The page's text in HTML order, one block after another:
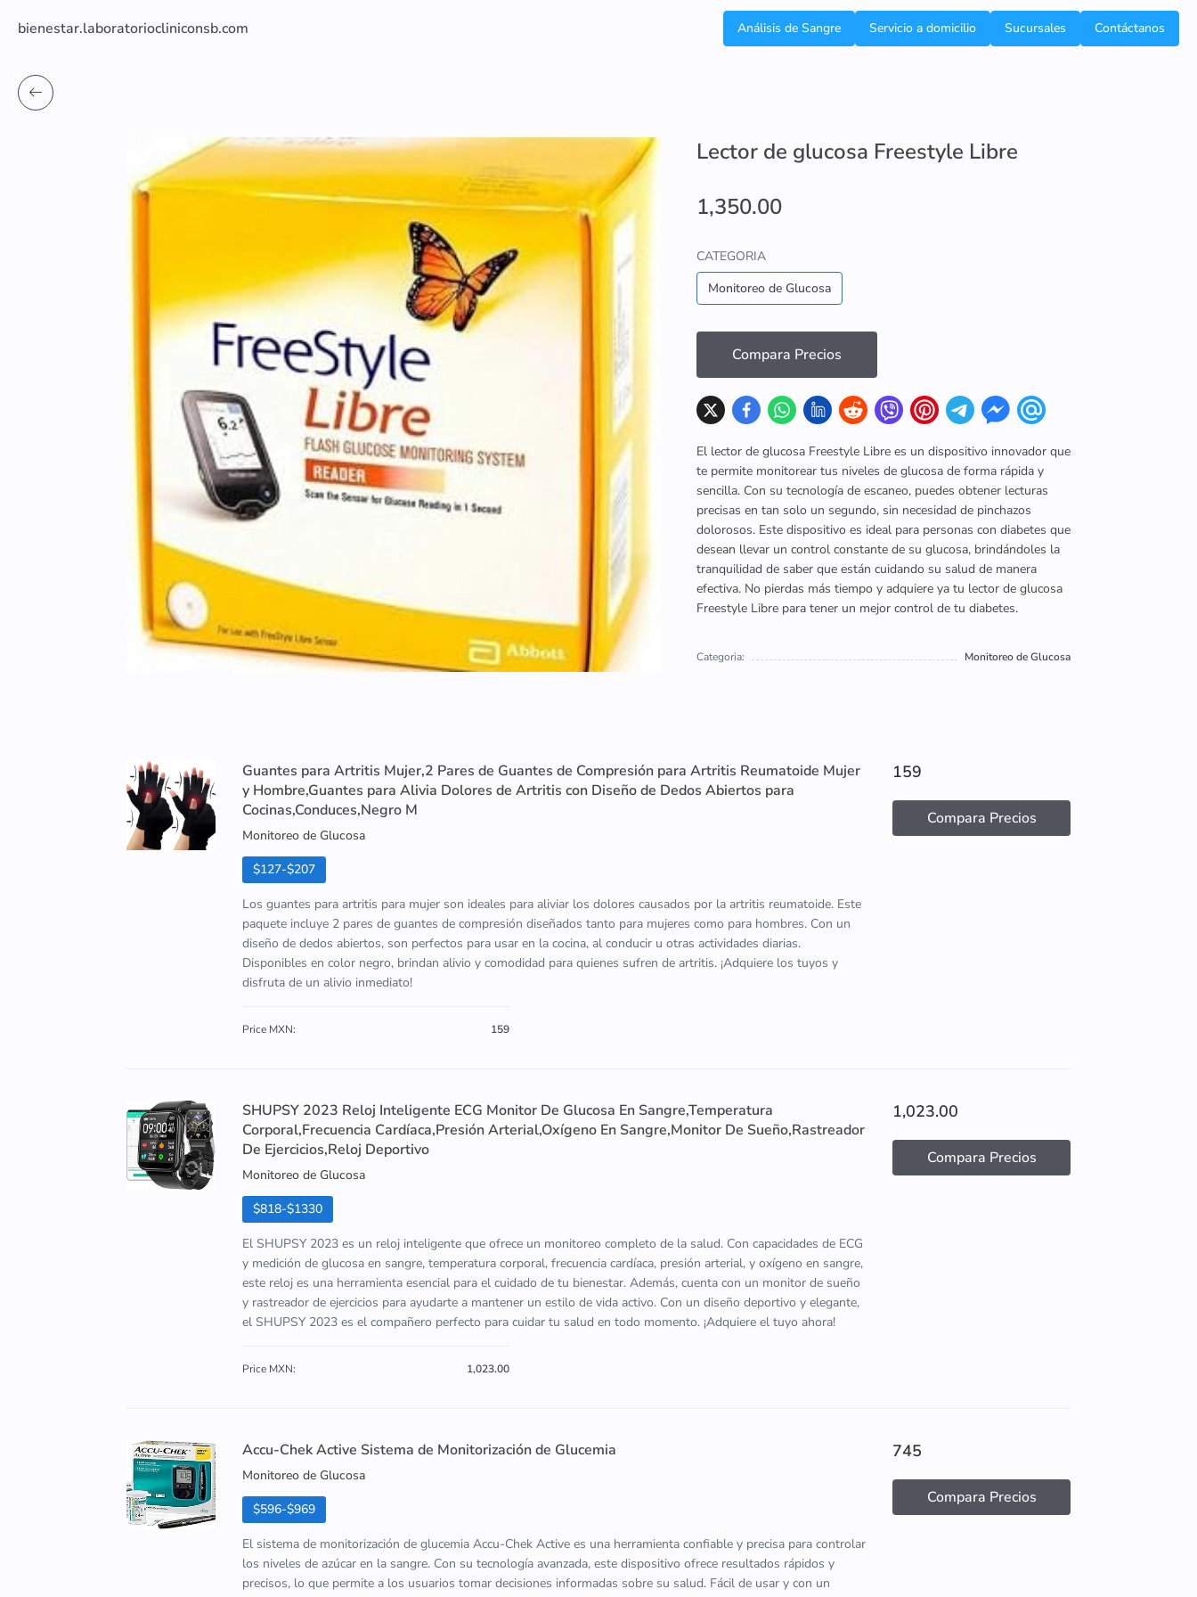
bienestar.laboratoriocliniconsb.com Análisis de Sangre Servicio a domicilio Sucursales Contáctanos
Lector de glucosa Freestyle Libre
1,350.00
CATEGORIA
Monitoreo de Glucosa
Compara Precios
El lector de glucosa Freestyle Libre es un dispositivo innovador que
te permite monitorear tus niveles de glucosa de forma rápida y
sencilla. Con su tecnología de escaneo, puedes obtener lecturas
precisas en tan solo un segundo, sin necesidad de pinchazos
dolorosos. Este dispositivo es ideal para personas con diabetes que
desean llevar un control constante de su glucosa, brindándoles la
tranquilidad de saber que están cuidando su salud de manera
efectiva. No pierdas más tiempo y adquiere ya tu lector de glucosa
Freestyle Libre para tener un mejor control de tu diabetes.
Categoria: Monitoreo de Glucosa
Guantes para Artritis Mujer,2 Pares de Guantes de Compresión para Artritis Reumatoide Mujer
y Hombre,Guantes para Alivia Dolores de Artritis con Diseño de Dedos Abiertos para
Cocinas,Conduces,Negro M
Monitoreo de Glucosa
$127-$207
Los guantes para artritis para mujer son ideales para aliviar los dolores causados por la artritis reumatoide. Este
paquete incluye 2 pares de guantes de compresión diseñados tanto para mujeres como para hombres. Con un
diseño de dedos abiertos, son perfectos para usar en la cocina, al conducir u otras actividades diarias.
Disponibles en color negro, brindan alivio y comodidad para quienes sufren de artritis. ¡Adquiere los tuyos y
disfruta de un alivio inmediato!
Price MXN: 159
159
Compara Precios
SHUPSY 2023 Reloj Inteligente ECG Monitor De Glucosa En Sangre,Temperatura
Corporal,Frecuencia Cardíaca,Presión Arterial,Oxígeno En Sangre,Monitor De Sueño,Rastreador
De Ejercicios,Reloj Deportivo
Monitoreo de Glucosa
$818-$1330
El SHUPSY 2023 es un reloj inteligente que ofrece un monitoreo completo de la salud. Con capacidades de ECG
y medición de glucosa en sangre, temperatura corporal, frecuencia cardíaca, presión arterial, y oxígeno en sangre,
este reloj es una herramienta esencial para el cuidado de tu bienestar. Además, cuenta con un monitor de sueño
y rastreador de ejercicios para ayudarte a mantener un estilo de vida activo. Con un diseño deportivo y elegante,
el SHUPSY 2023 es el compañero perfecto para cuidar tu salud en todo momento. ¡Adquiere el tuyo ahora!
Price MXN: 1,023.00
1,023.00
Compara Precios
Accu-Chek Active Sistema de Monitorización de Glucemia
Monitoreo de Glucosa
$596-$969
El sistema de monitorización de glucemia Accu-Chek Active es una herramienta confiable y precisa para controlar
los niveles de azúcar en la sangre. Con su tecnología avanzada, este dispositivo ofrece resultados rápidos y
precisos, lo que permite a los usuarios tomar decisiones informadas sobre su salud. Fácil de usar y con un
745
Compara Precios